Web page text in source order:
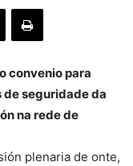
convenio para
seguridade da
na rede de
plenaria de onte,